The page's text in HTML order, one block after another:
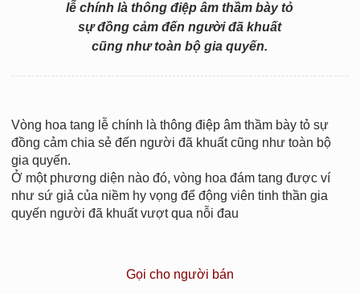
lễ chính là thông điệp âm thầm bày tỏ
sự đồng cảm đến người đã khuất
cũng như toàn bộ gia quyến.
Vòng hoa tang lễ chính là thông điệp âm thầm bày tỏ sự
đồng cảm chia sẻ đến người đã khuất cũng như toàn bộ
gia quyến.
Ở một phương diện nào đó, vòng hoa đám tang được ví
như sứ giả của niềm hy vọng để động viên tinh thần gia
quyến người đã khuất vượt qua nỗi đau
Gọi cho người bán